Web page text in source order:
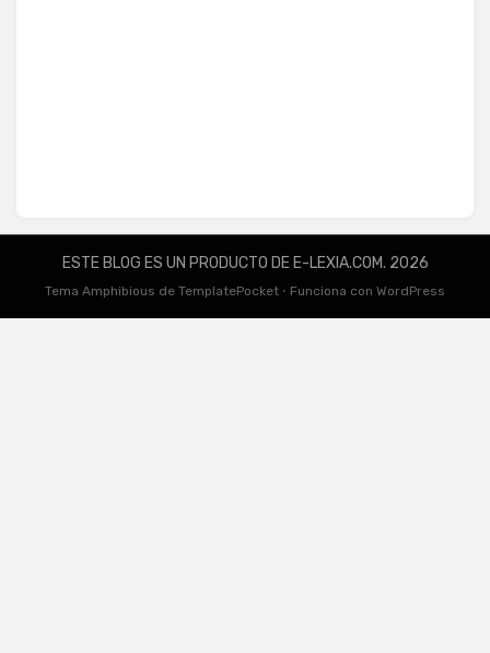
ESTE BLOG ES UN PRODUCTO DE E-LEXIA.COM. 2026
Tema Amphibious de TemplatePocket ⋅ Funciona con WordPress